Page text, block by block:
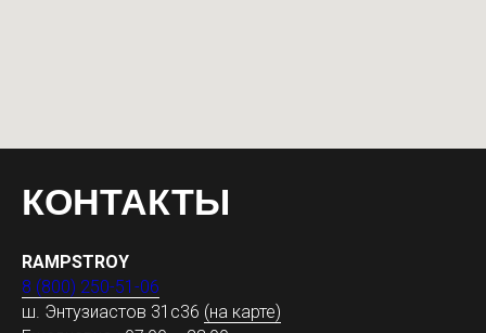
КОНТАКТЫ
RAMPSTROY
8 (800) 250-51-06
ш. Энтузиастов 31с36 (на карте)